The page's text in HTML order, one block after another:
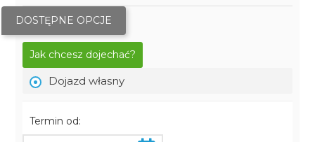
DOSTĘPNE OPCJE
Jak chcesz dojechać?
Dojazd własny
Termin od: